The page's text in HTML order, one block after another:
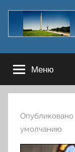
содержимому
Меню
Опубликовано
умолчанию